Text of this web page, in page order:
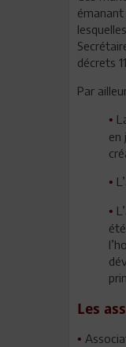
émanant
décrets
Par
•
en
•
•
Les
•